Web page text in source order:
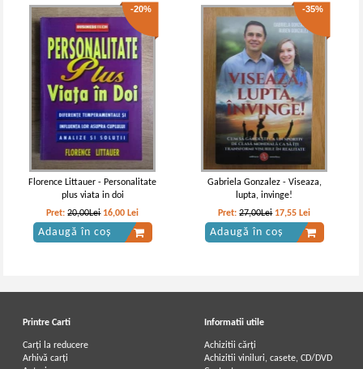
-20%
Florence Littauer - Personalitate
plus viata in doi
Pret:20,00Lei 16,00 Lei
Adaugă în coș
-35%
Gabriela Gonzalez - Viseaza,
lupta, invinge!
Pret:27,00Lei 17,55 Lei
Adaugă în coș
Printre Carti
Carți la reducere
Arhivă carți
Informatii utile
Achizitii cărți
Achizitii viniluri, casete, CD/DVD